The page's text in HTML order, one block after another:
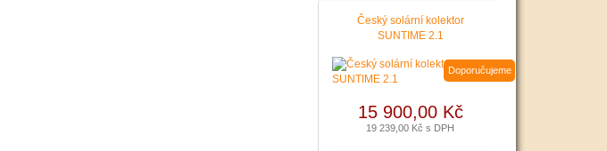
Český solární kolektor
SUNTIME 2.1
Doporučujeme
15 900,00 Kč
19 239,00 Kč s DPH